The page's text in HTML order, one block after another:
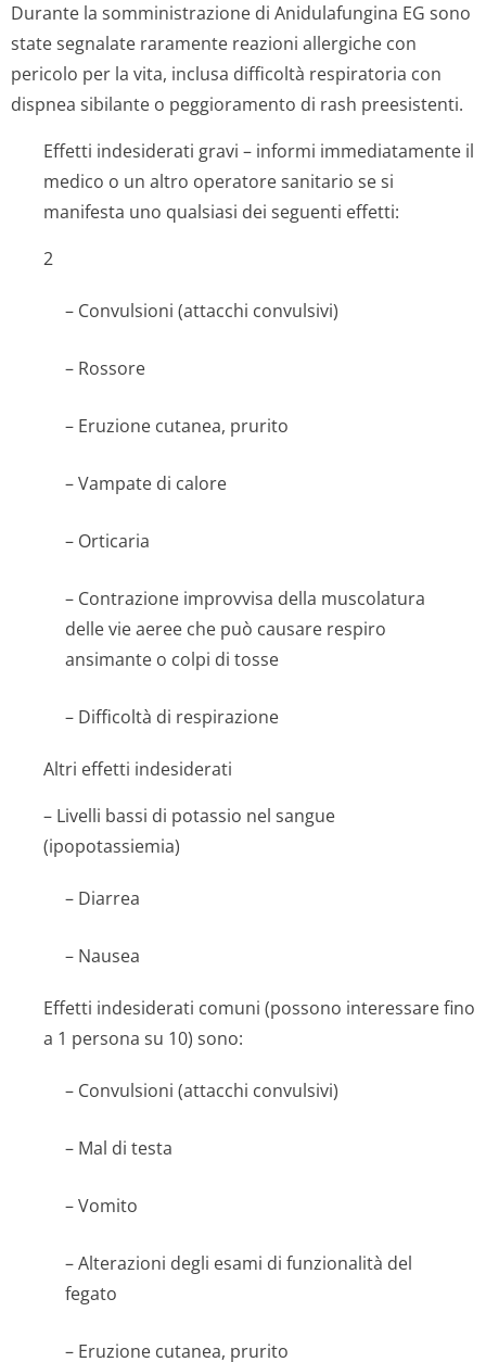
Durante la somministrazione di Anidulafungina EG sono
state segnalate raramente reazioni allergiche con
pericolo per la vita, inclusa difficoltà respiratoria con
dispnea sibilante o peggioramento di rash preesistenti.
Effetti indesiderati gravi – informi immediatamente il
medico o un altro operatore sanitario se si
manifesta uno qualsiasi dei seguenti effetti:
2
– Convulsioni (attacchi convulsivi)
– Rossore
– Eruzione cutanea, prurito
– Vampate di calore
– Orticaria
– Contrazione improvvisa della muscolatura
delle vie aeree che può causare respiro
ansimante o colpi di tosse
– Difficoltà di respirazione
Altri effetti indesiderati
– Livelli bassi di potassio nel sangue
(ipopotassiemia)
– Diarrea
– Nausea
Effetti indesiderati comuni (possono interessare fino
a 1 persona su 10) sono:
– Convulsioni (attacchi convulsivi)
– Mal di testa
– Vomito
– Alterazioni degli esami di funzionalità del
fegato
– Eruzione cutanea, prurito